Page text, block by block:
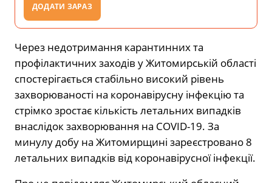
ДОДАТИ ЗАРАЗ
Через недотримання карантинних та
профілактичних заходів у Житомирській області
спостерігається стабільно високий рівень
захворюваності на коронавірусну інфекцію та
стрімко зростає кількість летальних випадків
внаслідок захворювання на COVID-19. За
минулу добу на Житомирщині зареєстровано 8
летальних випадків від коронавірусної інфекції.